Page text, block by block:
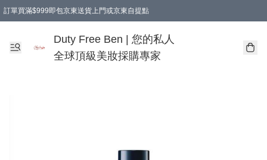
訂單買滿$999即包京東送貨上門或京東自提點
Duty Free Ben | 您的私人
全球頂級美妝採購專家